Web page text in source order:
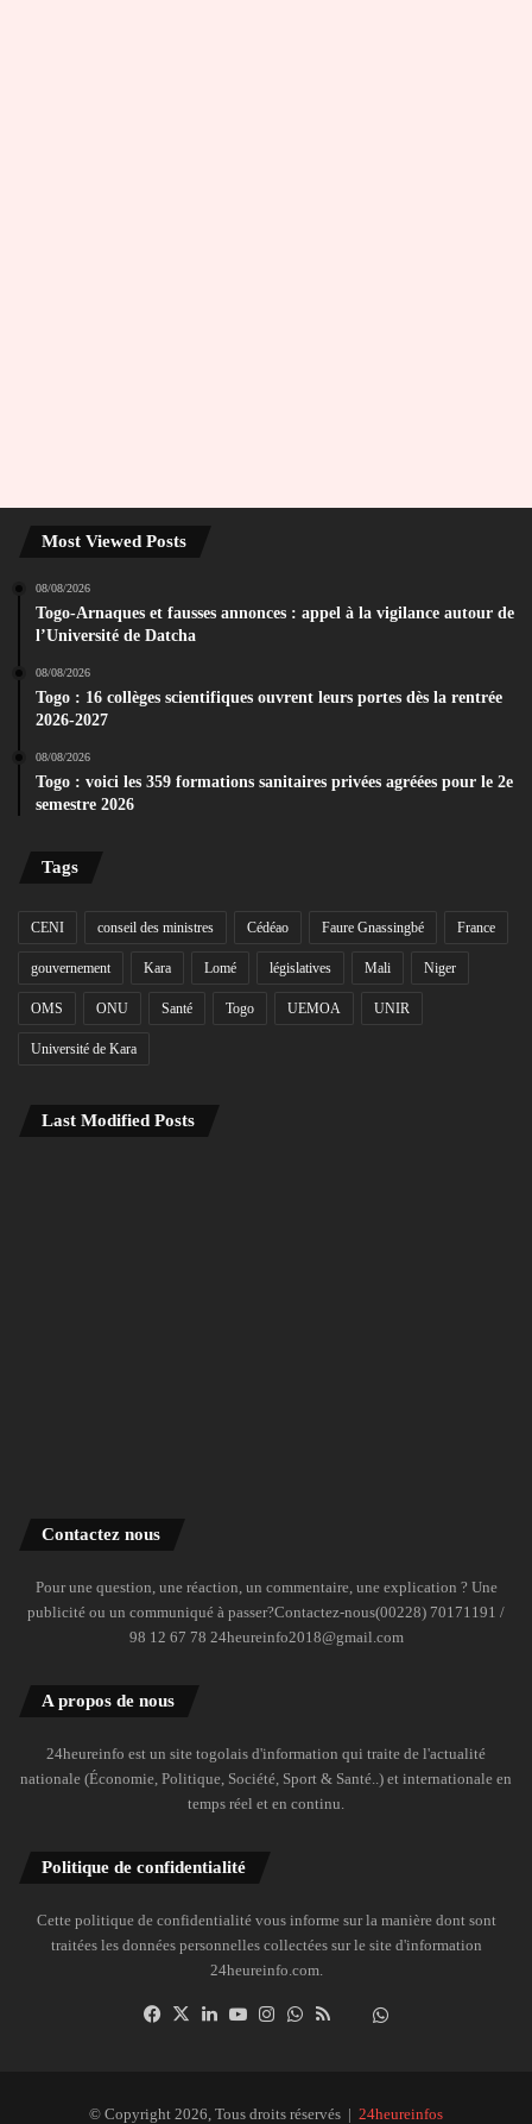
Most Viewed Posts
08/08/2026
Togo-Arnaques et fausses annonces : appel à la vigilance autour de
l’Université de Datcha
08/08/2026
Togo : 16 collèges scientifiques ouvrent leurs portes dès la rentrée
2026-2027
08/08/2026
Togo : voici les 359 formations sanitaires privées agréées pour le 2e
semestre 2026
Tags
CENI conseil des ministres Cédéao Faure Gnassingbé France
gouvernement Kara Lomé législatives Mali Niger
OMS ONU Santé Togo UEMOA UNIR
Université de Kara
Last Modified Posts
Contactez nous
Pour une question, une réaction, un commentaire, une explication ? Une
publicité ou un communiqué à passer?Contactez-nous(00228) 70171191 /
98 12 67 78 24heureinfo2018@gmail.com
A propos de nous
24heureinfo est un site togolais d'information qui traite de l'actualité
nationale (Économie, Politique, Société, Sport & Santé..) et internationale en
temps réel et en continu.
Politique de confidentialité
Cette politique de confidentialité vous informe sur la manière dont sont
traitées les données personnelles collectées sur le site d'information
24heureinfo.com.
Facebook
X LinkedinYouTubeInstagramWhatsAppDailymotion
© Copyright 2026, Tous droits réservés | 24heureinfos